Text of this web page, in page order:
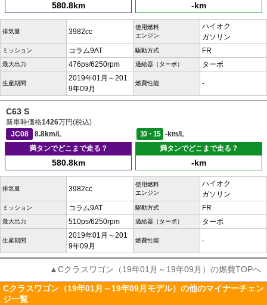
580.8km -km
排気量 3982cc
使用燃料
エンジン
ハイオク
ガソリン
ミッション コラム9AT 駆動方式 FR
最大出力 476ps/6250rpm 過給器（ターボ） ターボ
生産期間
2019年01月～201
9年09月
燃費性能 -
C63 S
新車時価格1426万円(税込)
JC08
8.8km/L 10・15
-km/L
満タンでどこまで走る？
580.8km
満タンでどこまで走る？
-km
排気量 3982cc
使用燃料
エンジン
ハイオク
ガソリン
ミッション コラム9AT 駆動方式 FR
最大出力 510ps/6250rpm 過給器（ターボ） ターボ
生産期間
2019年01月～201
9年09月
燃費性能 -
▲Cクラスワゴン（19年01月～19年09月）の燃費TOPへ
Cクラスワゴン（19年01月～19年09月モデル）の他のマイナーチェン
ジ一覧